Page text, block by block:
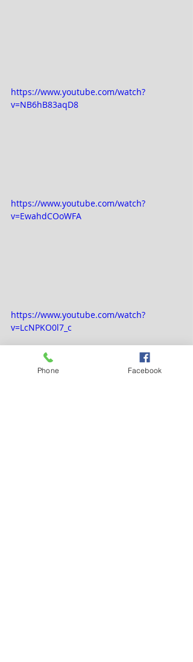
https://www.youtube.com/watch?
v=NB6hB83aqD8
https://www.youtube.com/watch?
v=EwahdCOoWFA
https://www.youtube.com/watch?
v=LcNPKO0l7_c
Phone Facebook